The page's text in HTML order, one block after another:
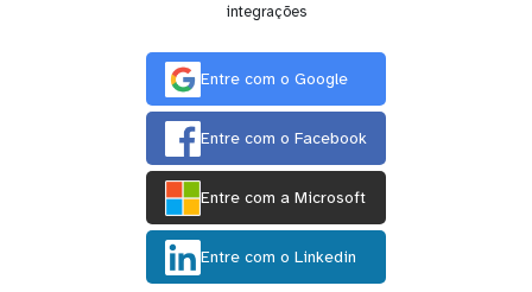
integrações
Entre com o Google
Entre com o Facebook
Entre com a Microsoft
Entre com o Linkedin